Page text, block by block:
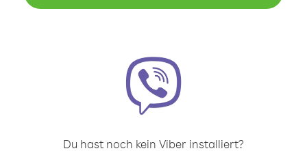
Du hast noch kein Viber installiert?